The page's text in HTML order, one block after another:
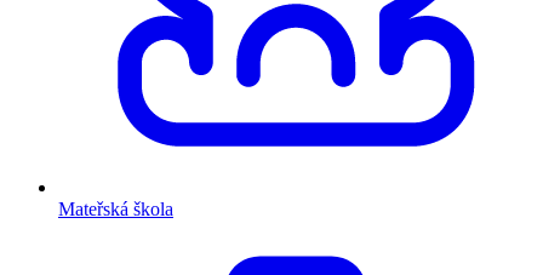
Mateřská škola